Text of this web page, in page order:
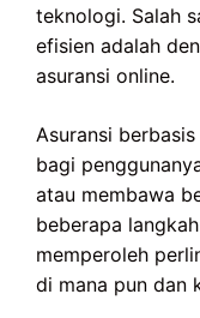
teknologi. Salah
efisien adalah
asuransi online.
Asuransi
bagi
atau membawa
beberapa
memperoleh
di mana pun dan